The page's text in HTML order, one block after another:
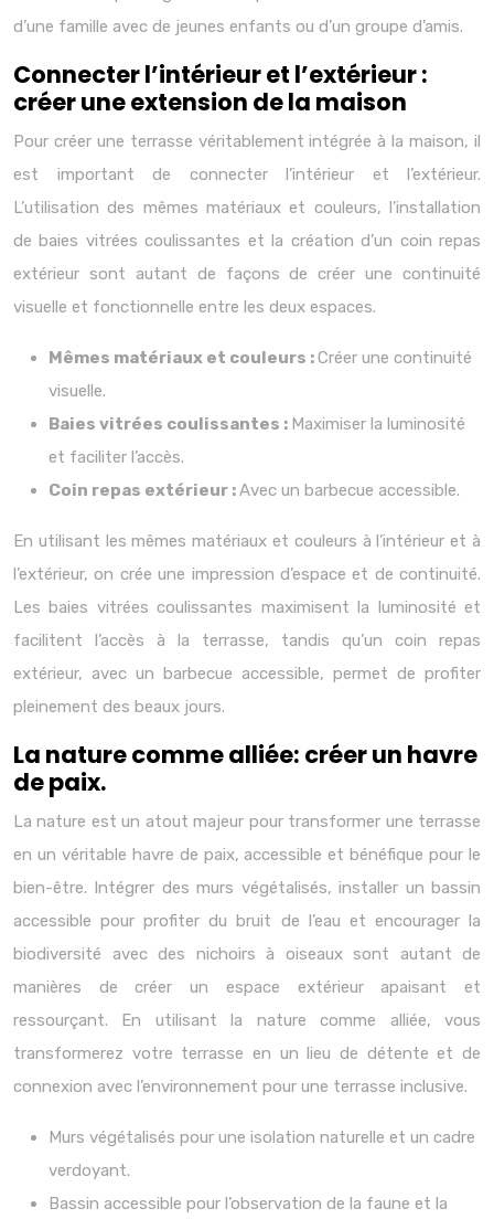
d’une famille avec de jeunes enfants ou d’un groupe d’amis.
Connecter l’intérieur et l’extérieur :
créer une extension de la maison
Pour créer une terrasse véritablement intégrée à la maison, il
est important de connecter l’intérieur et l’extérieur.
L’utilisation des mêmes matériaux et couleurs, l’installation
de baies vitrées coulissantes et la création d’un coin repas
extérieur sont autant de façons de créer une continuité
visuelle et fonctionnelle entre les deux espaces.
Mêmes matériaux et couleurs :Créer une continuité
visuelle.
Baies vitrées coulissantes : Maximiser la luminosité
et faciliter l’accès.
Coin repas extérieur :Avec un barbecue accessible.
En utilisant les mêmes matériaux et couleurs à l’intérieur et à
l’extérieur, on crée une impression d’espace et de continuité.
Les baies vitrées coulissantes maximisent la luminosité et
facilitent l’accès à la terrasse, tandis qu’un coin repas
extérieur, avec un barbecue accessible, permet de profiter
pleinement des beaux jours.
La nature comme alliée: créer un havre
de paix.
La nature est un atout majeur pour transformer une terrasse
en un véritable havre de paix, accessible et bénéfique pour le
bien-être. Intégrer des murs végétalisés, installer un bassin
accessible pour profiter du bruit de l’eau et encourager la
biodiversité avec des nichoirs à oiseaux sont autant de
manières de créer un espace extérieur apaisant et
ressourçant. En utilisant la nature comme alliée, vous
transformerez votre terrasse en un lieu de détente et de
connexion avec l’environnement pour une terrasse inclusive.
Murs végétalisés pour une isolation naturelle et un cadre
verdoyant.
Bassin accessible pour l’observation de la faune et la